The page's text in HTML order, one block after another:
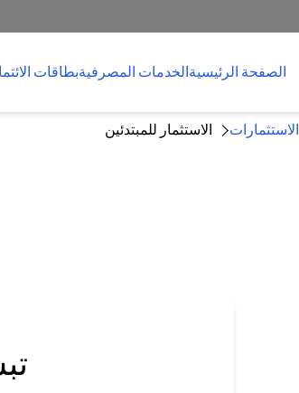
الصفحة الرئيسيةالخدمات المصرفيةبطاقات
الاستثمارات الاستثمار للمبتدئين